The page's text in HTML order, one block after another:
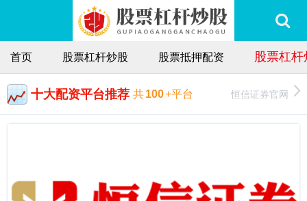
首页 股票杠杆炒股 股票抵押配资 股票杠
十大配资平台推荐 共100+平台 恒信证券官网